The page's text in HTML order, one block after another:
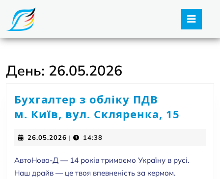
День: 26.05.2026
Бухгалтер з обліку ПДВ
м. Київ, вул. Скляренка, 15
ПДВ
26.05.2026 26.05.2026
| 14:38
АвтоНова-Д — 14 років тримаємо Україну в русі.
Наш драйв — це твоя впевненість за кермом.